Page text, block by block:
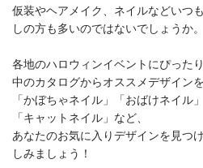
仮装やヘアメイク、ネイルなどいつ
しの方も多いのではないでしょうか。
各地のハロウィンイベントにぴった
中のカタログからオススメデザイン
「かぼちゃネイル」「おばけネイル
「キャットネイル」など、
あなたのお気に入りデザインを見つ
しみましょう！